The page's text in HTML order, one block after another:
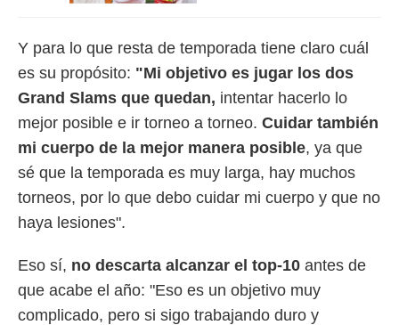
Y para lo que resta de temporada tiene claro cuál
es su propósito: "Mi objetivo es jugar los dos
Grand Slams que quedan, intentar hacerlo lo
mejor posible e ir torneo a torneo. Cuidar también
mi cuerpo de la mejor manera posible, ya que
sé que la temporada es muy larga, hay muchos
torneos, por lo que debo cuidar mi cuerpo y que no
haya lesiones".
Eso sí, no descarta alcanzar el top-10 antes de
que acabe el año: "Eso es un objetivo muy
complicado, pero si sigo trabajando duro y